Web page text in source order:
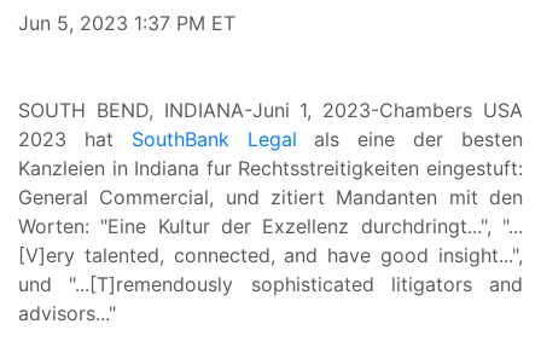
Jun 5, 2023 1:37 PM ET
SOUTH BEND, INDIANA-Juni 1, 2023-Chambers USA
2023 hat SouthBank Legal als eine der besten
Kanzleien in Indiana fur Rechtsstreitigkeiten eingestuft:
General Commercial, und zitiert Mandanten mit den
Worten: "Eine Kultur der Exzellenz durchdringt...", "...
[V]ery talented, connected, and have good insight...",
und "...[T]remendously sophisticated litigators and
advisors..."